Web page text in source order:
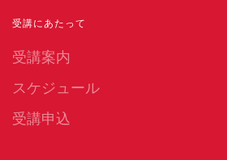
受講にあたって
受講案内
スケジュール
受講申込